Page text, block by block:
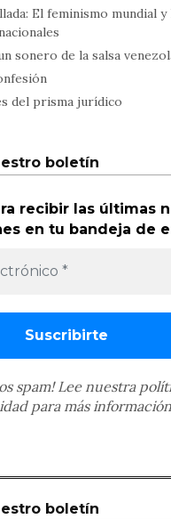
El feminismo mundial y
sonero de la salsa
del prisma jurídico
boletín
recibir las últimas
en tu bandeja de
spam! Lee nuestra
para más
boletín